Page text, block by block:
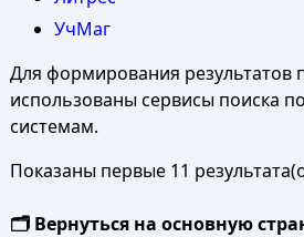
УчМаг
Для формирования результатов
использованы сервисы поиска
системам.
Показаны первые 11
🗂️ Вернуться на основную